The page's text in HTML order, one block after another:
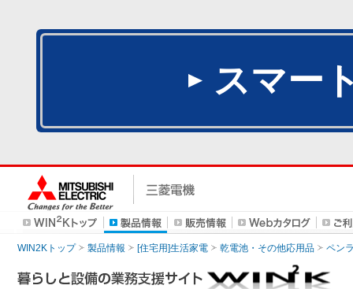
スマー
WIN2Kトップ 製品情報 [住宅用]生活家電 乾電池・その他応用品 ペン